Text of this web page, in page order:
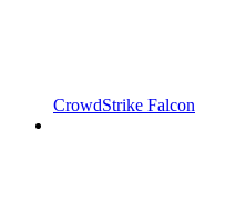
CrowdStrike Falcon